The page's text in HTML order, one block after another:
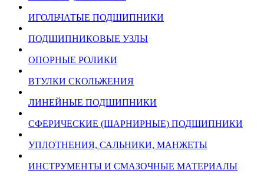
ИГОЛЬЧАТЫЕ ПОДШИПНИКИ
ПОДШИПНИКОВЫЕ УЗЛЫ
ОПОРНЫЕ РОЛИКИ
ВТУЛКИ СКОЛЬЖЕНИЯ
ЛИНЕЙНЫЕ ПОДШИПНИКИ
СФЕРИЧЕСКИЕ (ШАРНИРНЫЕ) ПОДШИПНИКИ
УПЛОТНЕНИЯ, САЛЬНИКИ, МАНЖЕТЫ
ИНСТРУМЕНТЫ И СМАЗОЧНЫЕ МАТЕРИАЛЫ